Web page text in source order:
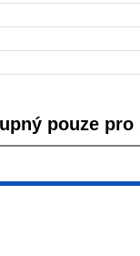
pouze